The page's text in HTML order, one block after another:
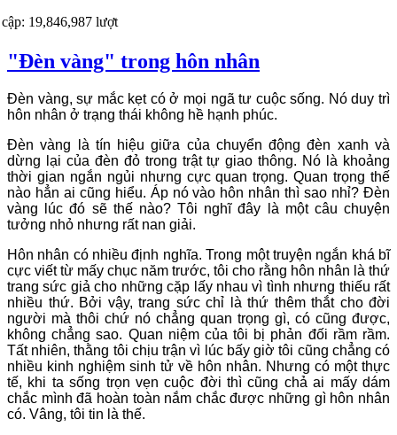
19,846,987 lượt
"Đèn vàng" trong hôn nhân
Đèn vàng, sự mắc kẹt có ở mọi ngã tư cuộc sống. Nó duy trì
hôn nhân ở trạng thái không hề hạnh phúc.
Đèn vàng là tín hiệu giữa của chuyển động đèn xanh và
dừng lại của đèn đỏ trong trật tự giao thông. Nó là khoảng
thời gian ngắn ngủi nhưng cực quan trọng. Quan trọng thế
nào hẳn ai cũng hiểu. Áp nó vào hôn nhân thì sao nhỉ? Đèn
vàng lúc đó sẽ thế nào? Tôi nghĩ đây là một câu chuyện
tưởng nhỏ nhưng rất nan giải.
Hôn nhân có nhiều định nghĩa. Trong một truyện ngắn khá bĩ
cực viết từ mấy chục năm trước, tôi cho rằng hôn nhân là thứ
trang sức giả cho những cặp lấy nhau vì tình nhưng thiếu rất
nhiều thứ. Bởi vậy, trang sức chỉ là thứ thêm thắt cho đời
người mà thôi chứ nó chẳng quan trọng gì, có cũng được,
không chẳng sao. Quan niệm của tôi bị phản đối rầm rầm.
Tất nhiên, thằng tôi chịu trận vì lúc bấy giờ tôi cũng chẳng có
nhiều kinh nghiệm sinh tử về hôn nhân. Nhưng có một thực
tế, khi ta sống trọn vẹn cuộc đời thì cũng chả ai mấy dám
chắc mình đã hoàn toàn nắm chắc được những gì hôn nhân
có. Vâng, tôi tin là thế.